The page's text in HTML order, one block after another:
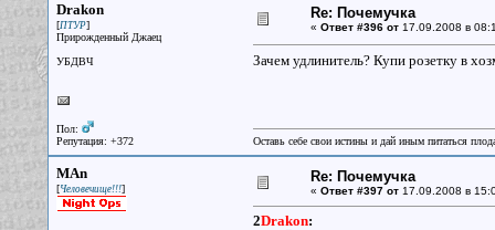
Drakon
[ПТУР]
Прирожденный Джаец
УБДВЧ
Пол:
Репутация: +372
Re: Почемучка
« Ответ #396 от17.09.2008 в
Зачем удлинитель? Купи розетку в
Оставь себе свои истины и дай иным питаться
MAn
[Человечище!!!]
Re: Почемучка
« Ответ #397 от17.09.2008 в
2Drakon: